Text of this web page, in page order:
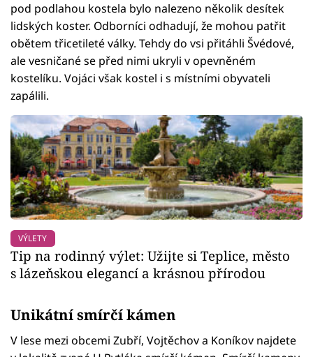
pod podlahou kostela bylo nalezeno několik desítek
lidských koster. Odborníci odhadují, že mohou patřit
obětem třicetileté války. Tehdy do vsi přitáhli Švédové,
ale vesničané se před nimi ukryli v opevněném
kostelíku. Vojáci však kostel i s místními obyvateli
zapálili.
VÝLETY
Tip na rodinný výlet: Užijte si Teplice, město
s lázeňskou elegancí a krásnou přírodou
Unikátní smírčí kámen
V lese mezi obcemi Zubří, Vojtěchov a Koníkov najdete